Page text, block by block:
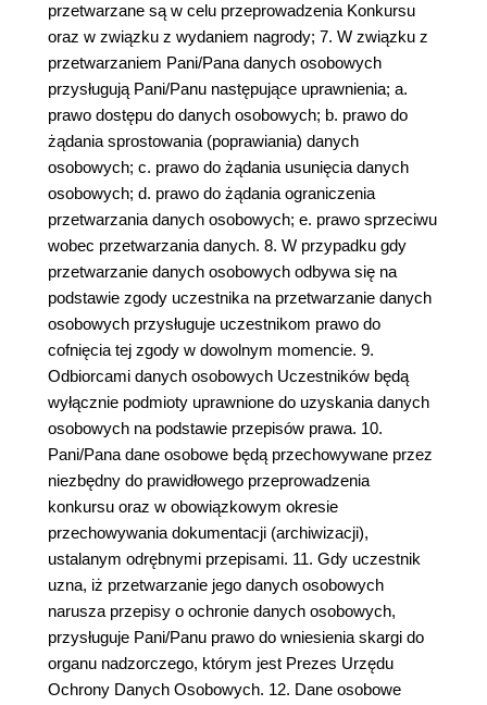
przetwarzane są w celu przeprowadzenia Konkursu
oraz w związku z wydaniem nagrody; 7. W związku z
przetwarzaniem Pani/Pana danych osobowych
przysługują Pani/Panu następujące uprawnienia; a.
prawo dostępu do danych osobowych; b. prawo do
żądania sprostowania (poprawiania) danych
osobowych; c. prawo do żądania usunięcia danych
osobowych; d. prawo do żądania ograniczenia
przetwarzania danych osobowych; e. prawo sprzeciwu
wobec przetwarzania danych. 8. W przypadku gdy
przetwarzanie danych osobowych odbywa się na
podstawie zgody uczestnika na przetwarzanie danych
osobowych przysługuje uczestnikom prawo do
cofnięcia tej zgody w dowolnym momencie. 9.
Odbiorcami danych osobowych Uczestników będą
wyłącznie podmioty uprawnione do uzyskania danych
osobowych na podstawie przepisów prawa. 10.
Pani/Pana dane osobowe będą przechowywane przez
niezbędny do prawidłowego przeprowadzenia
konkursu oraz w obowiązkowym okresie
przechowywania dokumentacji (archiwizacji),
ustalanym odrębnymi przepisami. 11. Gdy uczestnik
uzna, iż przetwarzanie jego danych osobowych
narusza przepisy o ochronie danych osobowych,
przysługuje Pani/Panu prawo do wniesienia skargi do
organu nadzorczego, którym jest Prezes Urzędu
Ochrony Danych Osobowych. 12. Dane osobowe